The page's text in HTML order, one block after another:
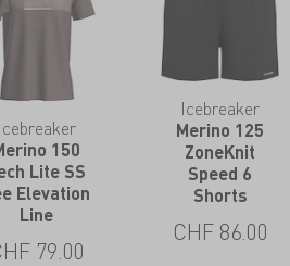
Icebreaker
150
Lite SS
Elevation
Line
79.00
Icebreaker
Merino 125
ZoneKnit
Speed 6
Shorts
CHF 86.00